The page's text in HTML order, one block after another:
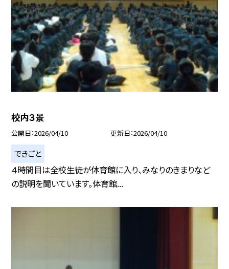
校内３景
公開日 2026/04/10 更新日 2026/04/10
できごと
４時間目は全校生徒が体育館に入り、みなりのきまりなど
の説明を聞いています。体育館...